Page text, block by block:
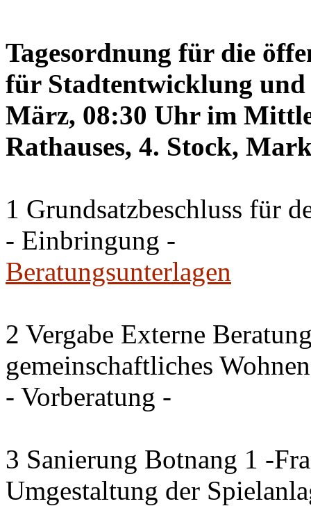
Tagesordnung für die
für Stadtentwicklung und
März, 08:30 Uhr im
Rathauses, 4. Stock,
1 Grundsatzbeschluss für
- Einbringung -
Beratungsunterlagen
2 Vergabe Externe
gemeinschaftliches Wohnen
- Vorberatung -
3 Sanierung Botnang 1 -
Umgestaltung der